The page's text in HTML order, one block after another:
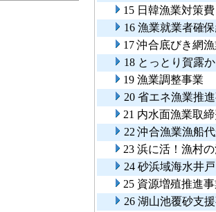
15 日韓漁業対策
16 漁業就業者確
17 沖合底びき網
18 とっとり賀露
19 漁業調整事業
20 省エネ漁業推
21 内水面漁業取
22 沖合漁業漁船
23 浜に活！漁村
24 砂浜域海水井
25 資源増殖推進
26 湖山池覆砂支